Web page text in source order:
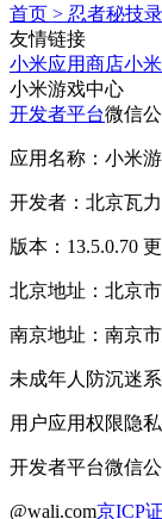
首页 > 忍者秘技录
友情链接
小米应用商店小
小米游戏中心
开发者平台微信
应用名称：小米
开发者：北京瓦
版本：13.5.0.70
北京地址：北京
南京地址：南京
未成年人防沉迷
用户应用权限隐
开发者平台微信
@wali.com京ICP